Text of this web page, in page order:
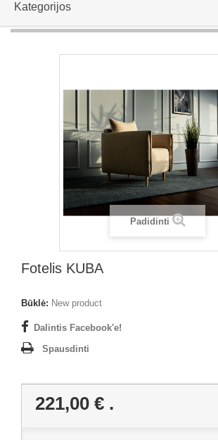
Kategorijos
Padidinti
Fotelis KUBA
Būklė: New product
Dalintis Facebook'e!
Spausdinti
221,00 € .